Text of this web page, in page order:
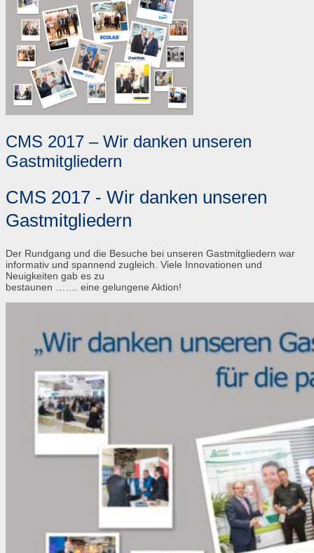
CMS 2017 – Wir danken unseren
Gastmitgliedern
CMS 2017 - Wir danken unseren
Gastmitgliedern
Der Rundgang und die Besuche bei unseren Gastmitgliedern war
informativ und spannend zugleich. Viele Innovationen und
Neuigkeiten gab es zu
bestaunen ……. eine gelungene Aktion!